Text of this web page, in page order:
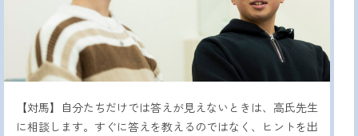
【対馬】自分たちだけでは答えが見えないときは、高氏先生
に相談します。すぐに答えを教えるのではなく、ヒントを出